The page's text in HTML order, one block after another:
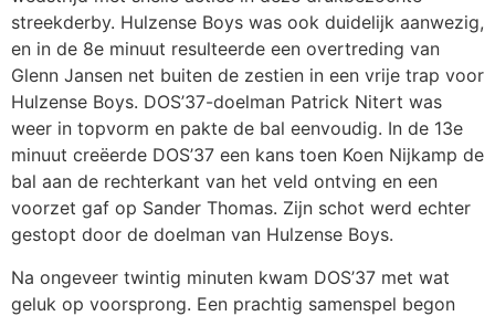
streekderby. Hulzense Boys was ook duidelijk aanwezig,
en in de 8e minuut resulteerde een overtreding van
Glenn Jansen net buiten de zestien in een vrije trap voor
Hulzense Boys. DOS’37-doelman Patrick Nitert was
weer in topvorm en pakte de bal eenvoudig. In de 13e
minuut creëerde DOS’37 een kans toen Koen Nijkamp de
bal aan de rechterkant van het veld ontving en een
voorzet gaf op Sander Thomas. Zijn schot werd echter
gestopt door de doelman van Hulzense Boys.
Na ongeveer twintig minuten kwam DOS’37 met wat
geluk op voorsprong. Een prachtig samenspel begon